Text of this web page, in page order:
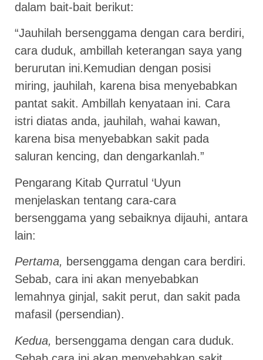
dalam bait-bait berikut:
“Jauhilah bersenggama dengan cara berdiri,
cara duduk, ambillah keterangan saya yang
berurutan ini.Kemudian dengan posisi
miring, jauhilah, karena bisa menyebabkan
pantat sakit. Ambillah kenyataan ini. Cara
istri diatas anda, jauhilah, wahai kawan,
karena bisa menyebabkan sakit pada
saluran kencing, dan dengarkanlah.”
Pengarang Kitab Qurratul ‘Uyun
menjelaskan tentang cara-cara
bersenggama yang sebaiknya dijauhi, antara
lain:
Pertama, bersenggama dengan cara berdiri.
Sebab, cara ini akan menyebabkan
lemahnya ginjal, sakit perut, dan sakit pada
mafasil (persendian).
Kedua, bersenggama dengan cara duduk.